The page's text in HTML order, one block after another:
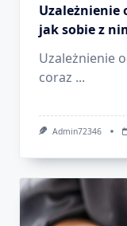
Uzależnienie
jak sobie z
Uzależnienie
coraz ...
Admin72346